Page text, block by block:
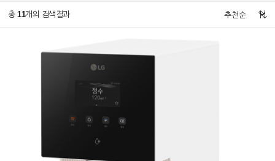
총 11개의 검색결과